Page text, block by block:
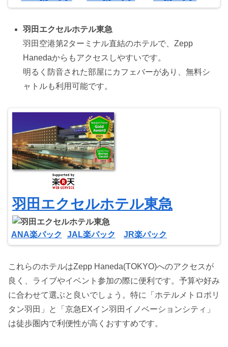
羽田エクセルホテル東急
羽田空港第2ターミナル直結のホテルで、Zepp
Hanedaからもアクセスしやすいです。
明るく防音された部屋にカフェバーがあり、無料シ
ャトルも利用可能です。
羽田エクセルホテル東急
ANA楽パック JAL楽パック JR楽パック
これらのホテルはZepp Haneda(TOKYO)へのアクセスが
良く、ライブやイベント参加の際に便利です。予算や好み
に合わせて選ぶと良いでしょう。特に「ホテルメトロポリ
タン羽田」と「京急EXイン羽田イノベーションシティ」
は徒歩圏内で利便性が高くおすすめです。